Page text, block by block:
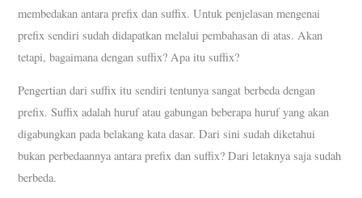
membedakan antara prefix dan suffix. Untuk penjelasan mengenai
prefix sendiri sudah didapatkan melalui pembahasan di atas. Akan
tetapi, bagaimana dengan suffix? Apa itu suffix?
Pengertian dari suffix itu sendiri tentunya sangat berbeda dengan
prefix. Suffix adalah huruf atau gabungan beberapa huruf yang akan
digabungkan pada belakang kata dasar. Dari sini sudah diketahui
bukan perbedaannya antara prefix dan suffix? Dari letaknya saja sudah
berbeda.